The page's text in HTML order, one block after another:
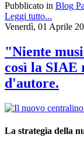
Pubblicato in Blog
Leggi tutto...
Venerdì, 01 Aprile
"Niente
così la
d'autore.
La strategia della